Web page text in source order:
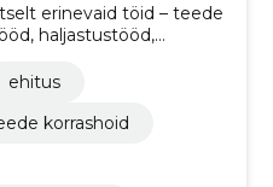
erinevaid töid – teede
haljastustööd,
ehitus
korrashoid